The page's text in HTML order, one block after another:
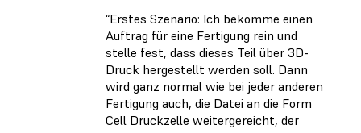
“Erstes Szenario: Ich bekomme einen
Auftrag für eine Fertigung rein und
stelle fest, dass dieses Teil über 3D-
Druck hergestellt werden soll. Dann
wird ganz normal wie bei jeder anderen
Fertigung auch, die Datei an die Form
Cell Druckzelle weitergereicht, der